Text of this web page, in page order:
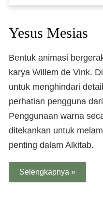
Yesus Mesias
Bentuk animasi
karya Willem de Vink.
untuk menghindari
perhatian pengguna
Penggunaan warna
ditekankan untuk
penting dalam Alkitab.
Selengkapnya »